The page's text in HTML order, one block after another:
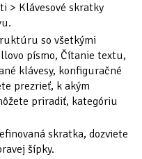
> Klávesové skratky
so všetkými
písmo, Čítanie textu,
klávesy, konfiguračné
prezrieť, k akým
priradiť, kategóriu
skratka, dozviete
šípky.